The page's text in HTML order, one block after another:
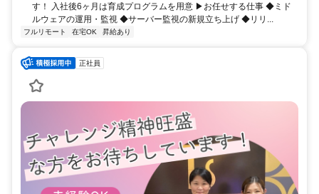
す！ 入社後6ヶ月は育成プログラムを用意 ▶お任せする仕事 ◆ミド
ルウェアの運用・監視 ◆サーバー監視の新規立ち上げ ◆リリ...
フルリモート 在宅OK 昇給あり
正社員